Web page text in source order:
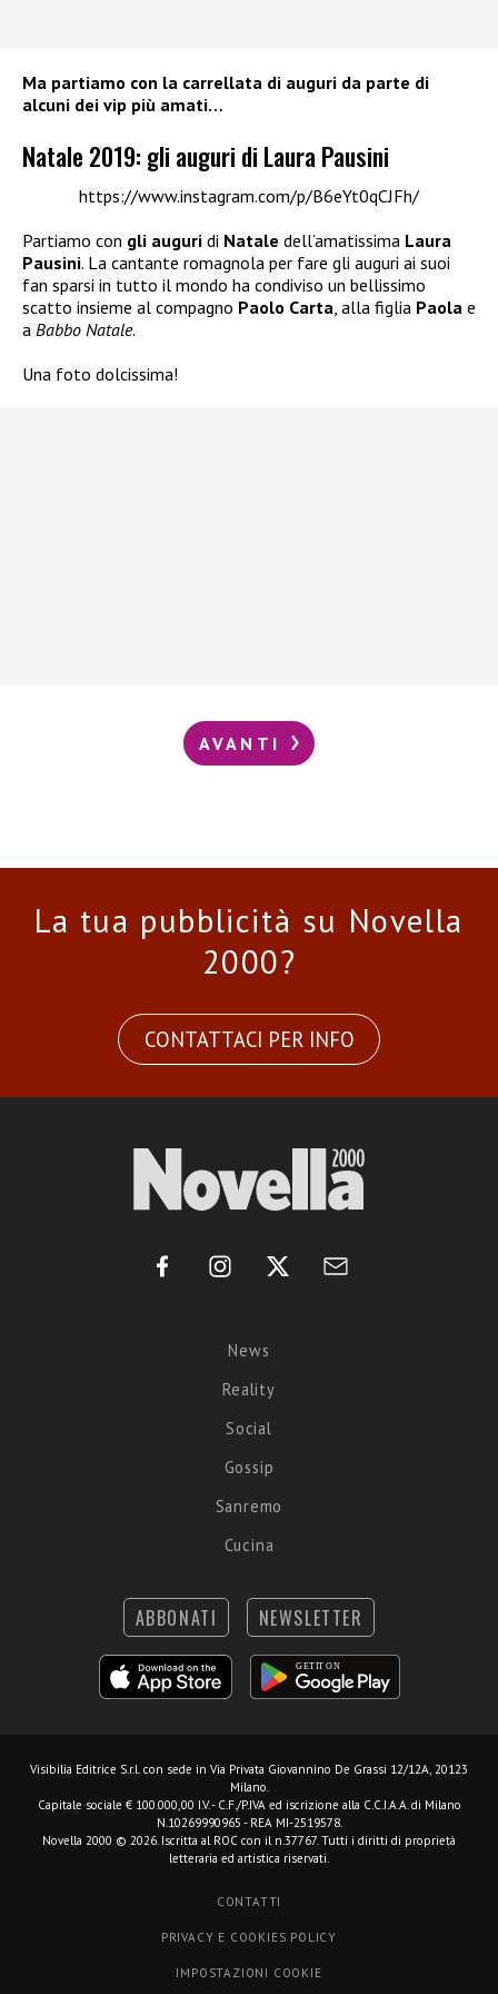
Ma partiamo con la carrellata di auguri da parte di
alcuni dei vip più amati…
Natale 2019: gli auguri di Laura Pausini
https://www.instagram.com/p/B6eYt0qCJFh/
Partiamo con gli auguri di Natale dell’amatissima Laura
Pausini. La cantante romagnola per fare gli auguri ai suoi
fan sparsi in tutto il mondo ha condiviso un bellissimo
scatto insieme al compagno Paolo Carta , alla figlia Paola e
a Babbo Natale.
Una foto dolcissima!
AVANTI
La tua pubblicità su Novella
2000?
CONTATTACI PER INFO
News
Reality
Social
Gossip
Sanremo
Cucina
ABBONATI NEWSLETTER
Visibilia Editrice S.r.l. con sede in Via Privata Giovannino De Grassi 12/12A, 20123
Milano.
Capitale sociale € 100.000,00 I.V. - C.F./P.IVA ed iscrizione alla C.C.I.A.A. di Milano
N.10269990965 - REA MI-2519578.
Novella 2000 © 2026. Iscritta al ROC con il n.37767. Tutti i diritti di proprietà
letteraria ed artistica riservati.
CONTATTI
PRIVACY E COOKIES POLICY
IMPOSTAZIONI COOKIE